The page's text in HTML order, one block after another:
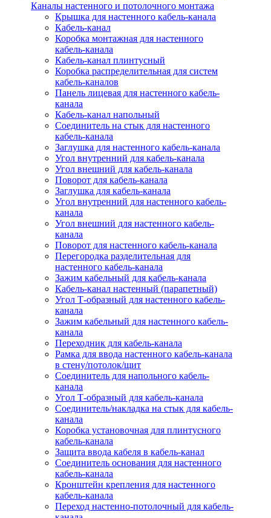
Каналы настенного и потолочного монтажа
Крышка для настенного кабель-канала
Кабель-канал
Коробка монтажная для настенного
кабель-канала
Кабель-канал плинтусный
Коробка распределительная для систем
кабель-каналов
Панель лицевая для настенного кабель-
канала
Кабель-канал напольный
Соединитель на стык для настенного
кабель-канала
Заглушка для настенного кабель-канала
Угол внутренний для кабель-канала
Угол внешний для кабель-канала
Поворот для кабель-канала
Заглушка для кабель-канала
Угол внутренний для настенного кабель-
канала
Угол внешний для настенного кабель-
канала
Поворот для настенного кабель-канала
Перегородка разделительная для
настенного кабель-канала
Зажим кабельный для кабель-канала
Кабель-канал настенный (парапетный)
Угол Т-образный для настенного кабель-
канала
Зажим кабельный для настенного кабель-
канала
Переходник для кабель-канала
Рамка для ввода настенного кабель-канала
в стену/потолок/щит
Соединитель для напольного кабель-
канала
Угол Т-образный для кабель-канала
Соединитель/накладка на стык для кабель-
канала
Коробка установочная для плинтусного
кабель-канала
Защита ввода кабеля в кабель-канал
Соединитель основания для настенного
кабель-канала
Кронштейн крепления для настенного
кабель-канала
Переход настенно-потолочный для кабель-